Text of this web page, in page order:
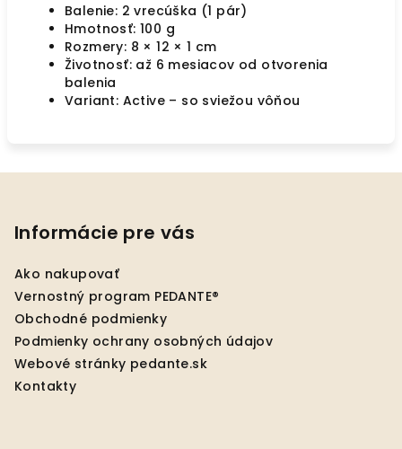
Balenie: 2 vrecúška (1 pár)
Hmotnosť:100 g
Rozmery: 8 × 12 × 1 cm
Životnosť: až 6 mesiacov od otvorenia
balenia
Variant: Active – so sviežou vôňou
Informácie pre vás
Ako nakupovať
Vernostný program PEDANTE®
Obchodné podmienky
Podmienky ochrany osobných údajov
Webové stránky pedante.sk
Kontakty